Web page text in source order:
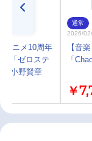
アニメ10周年
「ゼロステ
小野賢章
通常
2026/
【音
「
￥